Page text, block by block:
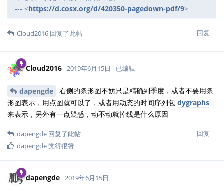
--- <https://d.cosx.org/d/420350-pagedown-pdf/9>
回复
Cloud2016 回复了此帖
Cloud2016 2019年6月15日 已编辑
dapengde
右侧的条形图不妨只是精确到季度，或者不要用条
形图表示，用点图就可以了，或者用动态的时间序列包 dygraphs
来表示，另外有一点疑惑，动不动就掉线是什么原因
回复
dapengde 回复了此帖
dapengde觉得很赞
dapengde 2019年6月15日